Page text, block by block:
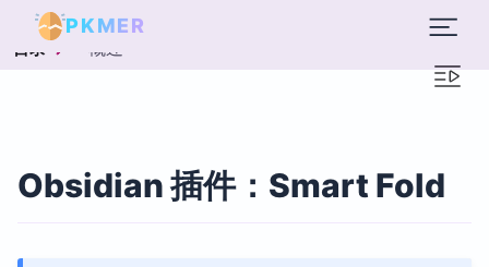
PKMER
目录 概述
Obsidian 插件：Smart Fold